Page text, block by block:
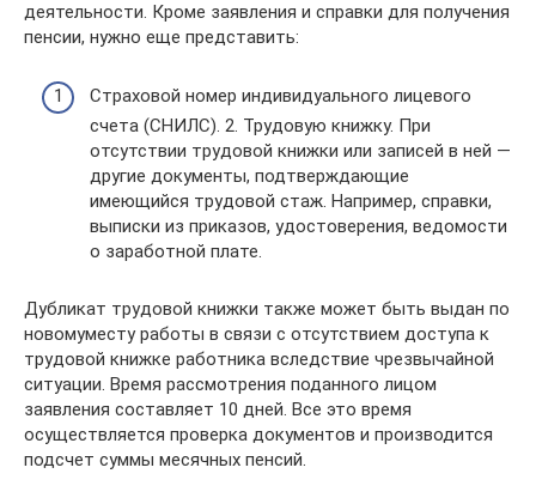
деятельности. Кроме заявления и справки для получения
пенсии, нужно еще представить:
Страховой номер индивидуального лицевого
счета (СНИЛС). 2. Трудовую книжку. При
отсутствии трудовой книжки или записей в ней —
другие документы, подтверждающие
имеющийся трудовой стаж. Например, справки,
выписки из приказов, удостоверения, ведомости
о заработной плате.
Дубликат трудовой книжки также может быть выдан по
новомуместу работы в связи с отсутствием доступа к
трудовой книжке работника вследствие чрезвычайной
ситуации. Время рассмотрения поданного лицом
заявления составляет 10 дней. Все это время
осуществляется проверка документов и производится
подсчет суммы месячных пенсий.